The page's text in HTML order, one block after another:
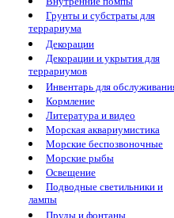
Грунты и субстраты для
террариума
Декорации
Декорации и укрытия для
террариумов
Инвентарь для
Кормление
Литература и видео
Морская аквариумистика
Морские беспозвоночные
Морские рыбы
Освещение
Подводные светильники и
лампы
Пруды и фонтаны